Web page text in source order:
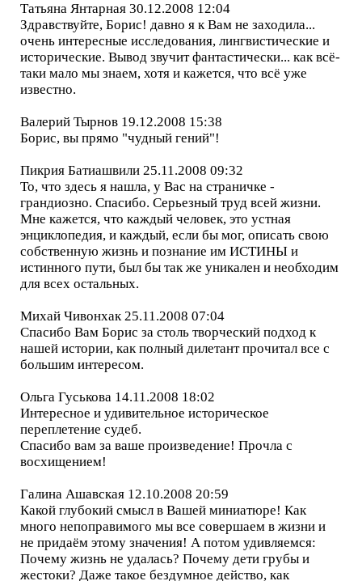
Татьяна Янтарная 30.12.2008 12:04
Здравствуйте, Борис! давно я к Вам не заходила...
очень интересные исследования, лингвистические и
исторические. Вывод звучит фантастически... как всё-
таки мало мы знаем, хотя и кажется, что всё уже
известно.
Валерий Тырнов 19.12.2008 15:38
Борис, вы прямо "чудный гений"!
Пикрия Батиашвили 25.11.2008 09:32
То, что здесь я нашла, у Вас на страничке -
грандиозно. Спасибо. Серьезный труд всей жизни.
Мне кажется, что каждый человек, это устная
энциклопедия, и каждый, если бы мог, описать свою
собственную жизнь и познание им ИСТИНЫ и
истинного пути, был бы так же уникален и необходим
для всех остальных.
Михай Чивонхак 25.11.2008 07:04
Спасибо Вам Борис за столь творческий подход к
нашей истории, как полный дилетант прочитал все с
большим интересом.
Ольга Гуськова 14.11.2008 18:02
Интересное и удивительное историческое
переплетение судеб.
Спасибо вам за ваше произведение! Прочла с
восхищением!
Галина Ашавская 12.10.2008 20:59
Какой глубокий смысл в Вашей миниатюре! Как
много непоправимого мы все совершаем в жизни и
не придаём этому значения! А потом удивляемся:
Почему жизнь не удалась? Почему дети грубы и
жестоки? Даже такое бездумное действо, как